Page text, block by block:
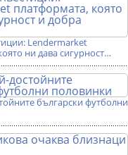
Lendermarket
ни дава сигурност…
български футболни